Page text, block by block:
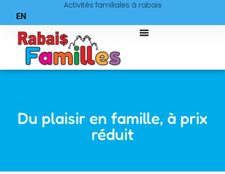
Activités familiales à rabais
EN
Du plaisir en famille, à prix
réduit